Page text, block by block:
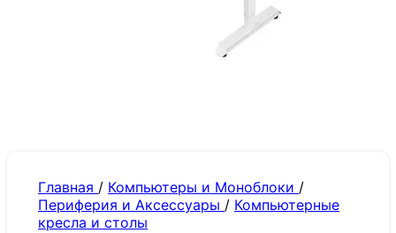
Главная / Компьютеры и Моноблоки /
Периферия и Аксессуары / Компьютерные
кресла и столы